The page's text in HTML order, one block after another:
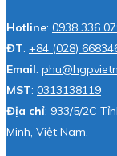
Hotline: 0938 336
ĐT: +84 (028)
Email:
MST: 0313138119
Địa chỉ: 933/5/2C
Minh, Việt Nam.